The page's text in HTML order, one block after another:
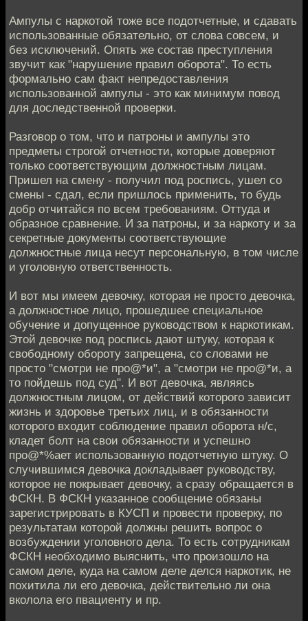
Ампулы с наркотой тоже все подотчетные, и сдавать
использованные обязательно, от слова совсем, и
без исключений. Опять же состав преступления
звучит как "нарушение правил оборота". То есть
формально сам факт непредоставления
использованной ампулы - это как минимум повод
для доследственной проверки.
Разговор о том, что и патроны и ампулы это
предметы строгой отчетности, которые доверяют
только соответствующим должностным лицам.
Пришел на смену - получил под роспись, ушел со
смены - сдал, если пришлось применить, то будь
добр отчитайся по всем требованиям. Оттуда и
образное сравнение. И за патроны, и за наркоту и за
секретные документы соответствующие
должностные лица несут персональную, в том числе
и уголовную ответственность.
И вот мы имеем девочку, которая не просто девочка,
а должностное лицо, прошедшее специальное
обучение и допущенное руководством к наркотикам.
Этой девочке под роспись дают штуку, которая к
свободному обороту запрещена, со словами не
просто "смотри не про@*и", а "смотри не про@*и, а
то пойдешь под суд". И вот девочка, являясь
должностным лицом, от действий которого зависит
жизнь и здоровье третьих лиц, и в обязанности
которого входит соблюдение правил оборота н/с,
кладет болт на свои обязанности и успешно
про@*%ает использованную подотчетную штуку. О
случившимся девочка докладывает руководству,
которое не покрывает девочку, а сразу обращается в
ФСКН. В ФСКН указанное сообщение обязаны
зарегистрировать в КУСП и провести проверку, по
результатам которой должны решить вопрос о
возбуждении уголовного дела. То есть сотрудникам
ФСКН необходимо выяснить, что произошло на
самом деле, куда на самом деле делся наркотик, не
похитила ли его девочка, действительно ли она
вколола его пвациенту и пр.